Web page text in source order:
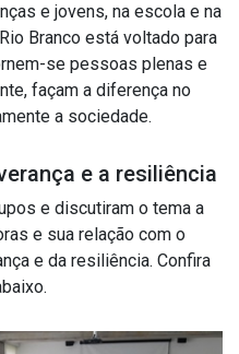
e jovens, na escola e na
Branco está voltado para
se pessoas plenas e
façam a diferença no
a sociedade.
e a resiliência
e discutiram o tema a
e sua relação com o
e da resiliência. Confira